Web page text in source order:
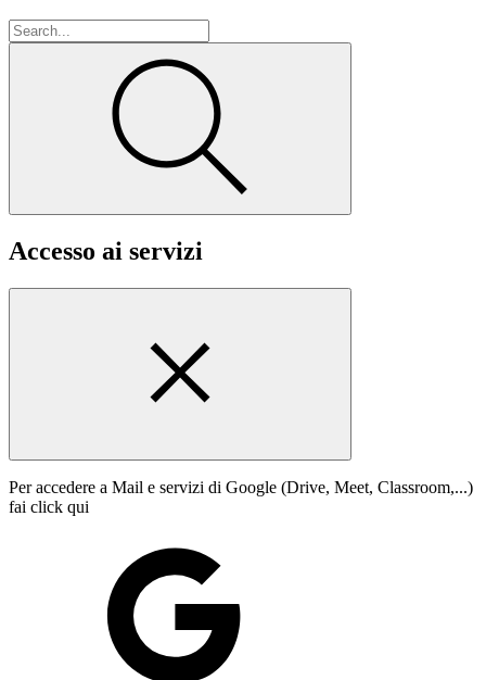
Accesso ai servizi
Per accedere a Mail e servizi di Google (Drive, Meet, Classroom,...)
fai click qui